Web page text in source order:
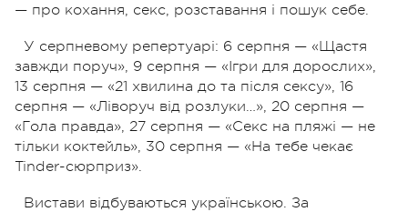
— про кохання, секс, розставання і пошук себе.
У серпневому репертуарі: 6 серпня — «Щастя
завжди поруч», 9 серпня — «Ігри для дорослих»,
13 серпня — «21 хвилина до та після сексу», 16
серпня — «Ліворуч від розлуки…», 20 серпня —
«Гола правда», 27 серпня — «Секс на пляжі — не
тільки коктейль», 30 серпня — «На тебе чекає
Tinder-сюрприз».
Вистави відбуваються українською. За